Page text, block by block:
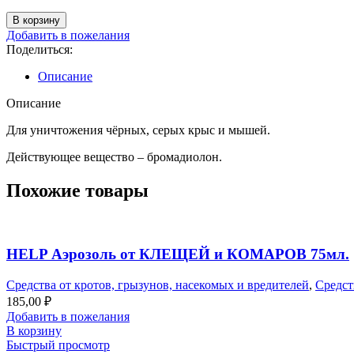
Количество
товара
Зерно
крыс
мышей
гр.
euroguard
В корзину
Добавить в пожелания
Поделиться:
Описание
Описание
Для уничтожения чёрных, серых крыс и мышей.
Действующее вещество – бромадиолон.
Похожие товары
HELP Аэрозоль от КЛЕЩЕЙ и КОМАРОВ 75мл.
Средства от кротов, грызунов, насекомых и вредителей,
185,00 ₽
Добавить в пожелания
В корзину
Быстрый просмотр